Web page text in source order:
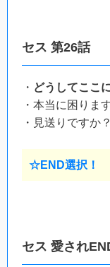
セス 第26話
・ どうしてここ
・本当に困りま
・見送りですか
☆END選択！
セス 愛され